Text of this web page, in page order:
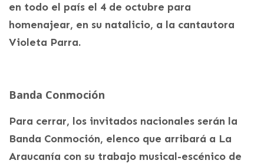
en todo el país el 4 de octubre para
homenajear, en su natalicio, a la cantautora
Violeta Parra.
Banda Conmoción
Para cerrar, los invitados nacionales serán la
Banda Conmoción, elenco que arribará a La
Araucanía con su trabajo musical-escénico de